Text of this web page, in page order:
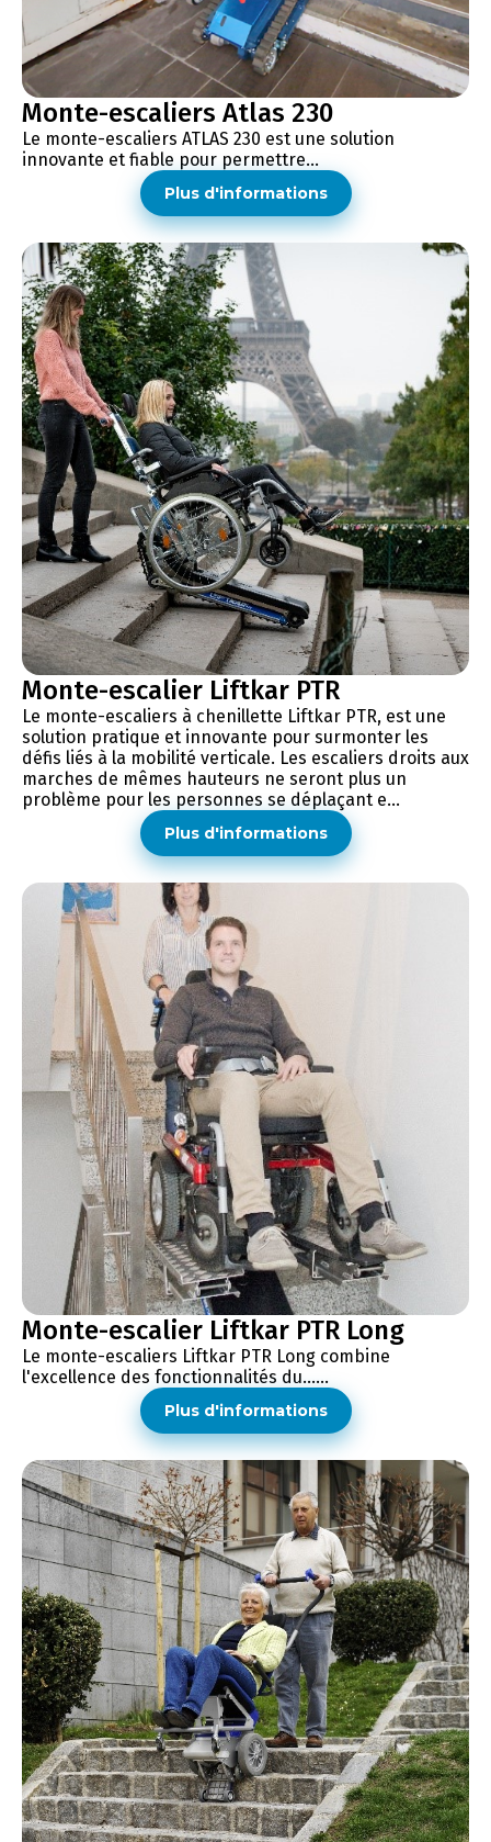
Monte-escaliers Atlas 230
Le monte-escaliers ATLAS 230 est une solution
innovante et fiable pour permettre...
Plus d'informations
Monte-escalier Liftkar PTR
Le monte-escaliers à chenillette Liftkar PTR, est une
solution pratique et innovante pour surmonter les
défis liés à la mobilité verticale. Les escaliers droits aux
marches de mêmes hauteurs ne seront plus un
problème pour les personnes se déplaçant e...
Plus d'informations
Monte-escalier Liftkar PTR Long
Le monte-escaliers Liftkar PTR Long combine
l'excellence des fonctionnalités du......
Plus d'informations